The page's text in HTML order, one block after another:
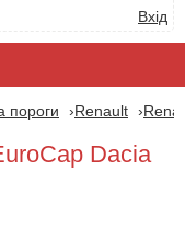
Вхід
пороги Renault
Dacia